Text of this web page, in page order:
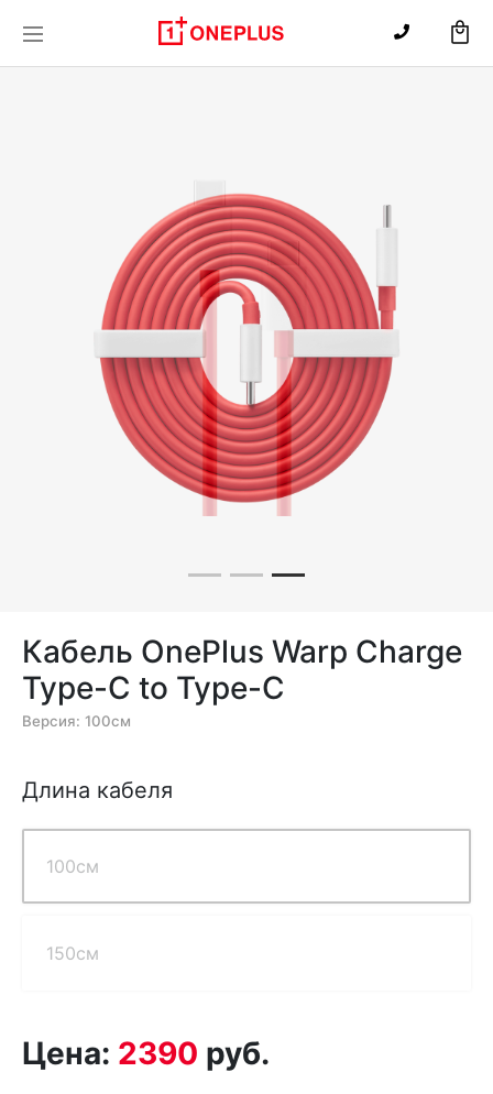
Кабель OnePlus Warp Charge
Type-C to Type-C
Версия: 100см
Длина кабеля
100см
150см
Цена: 2390 руб.